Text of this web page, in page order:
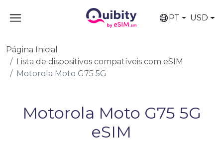
PT USD
Página Inicial
Lista de dispositivos compatíveis com eSIM
Motorola Moto G75 5G
Motorola Moto G75 5G
eSIM